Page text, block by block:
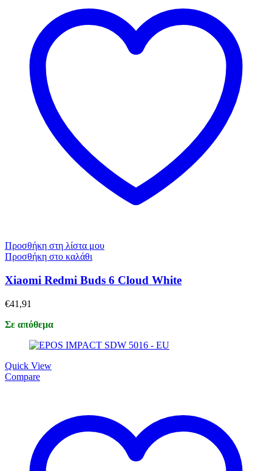
Προσθήκη στη λίστα μου
Προσθήκη στο καλάθι
Xiaomi Redmi Buds 6 Cloud White
€41,91
Σε απόθεμα
Quick View
Compare